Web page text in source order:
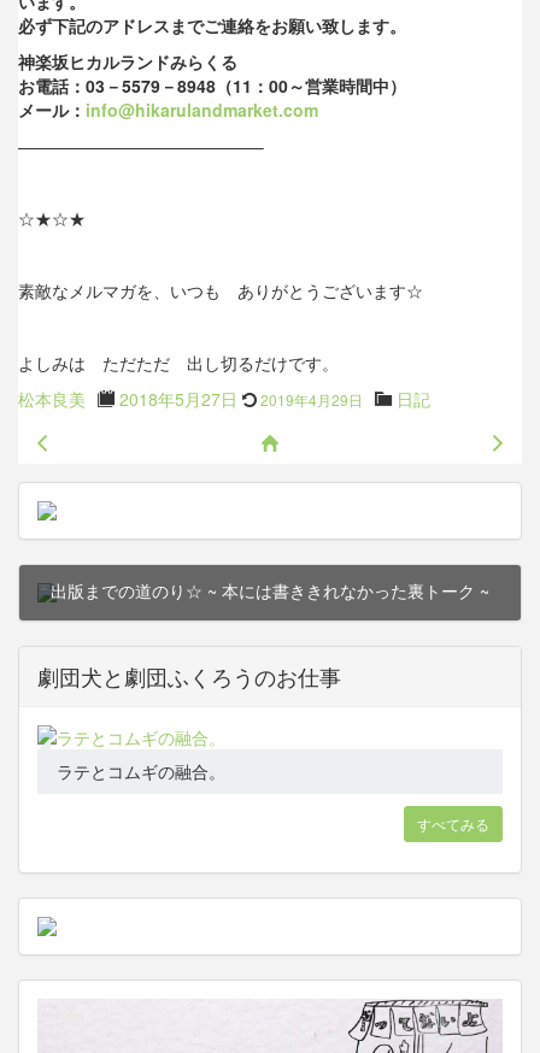
必ず下記のアドレスまでご連絡をお願い致します。
神楽坂ヒカルランドみらくる
お電話：03－5579－8948（11：00～営業時間中）
メール： info@hikarulandmarket.com
——————————————–
☆★☆★
素敵なメルマガを、いつも ありがとうございます☆
よしみは ただただ 出し切るだけです。
Posted
on2018年5月27日 Updated
2019年4月29日
Categories
: 日記
Author
松本良美
出版までの道のり☆ ~ 本には書ききれなかった裏トーク ~
劇団犬と劇団ふくろうのお仕事
ラテとコムギの融合。
すべてみる